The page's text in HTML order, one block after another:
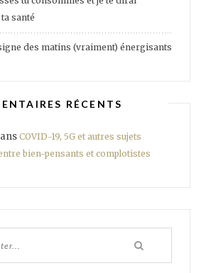
santé
des matins (vraiment) énergisants
RÉCENTS
COVID-19, 5G et autres sujets
bien-pensants et complotistes